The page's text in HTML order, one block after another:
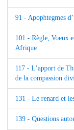
91 - Apophtegmes
101 - Règle, Voeux
Afrique
117 - L’apport de
de la compassion
131 - Le renard et
139 - Questions